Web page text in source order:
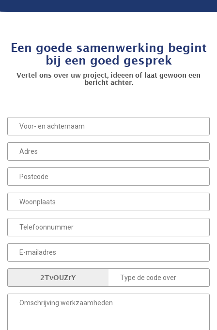
Een goede samenwerking begint
bij een goed gesprek
Vertel ons over uw project, ideeën of laat gewoon een
bericht achter.
2TvOUZrY